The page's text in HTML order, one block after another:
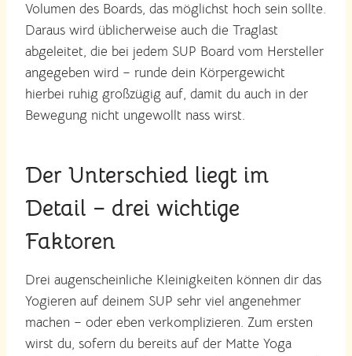
Volumen des Boards, das möglichst hoch sein sollte.
Daraus wird üblicherweise auch die Traglast
abgeleitet, die bei jedem SUP Board vom Hersteller
angegeben wird – runde dein Körpergewicht
hierbei ruhig großzügig auf, damit du auch in der
Bewegung nicht ungewollt nass wirst.
Der Unterschied liegt im
Detail – drei wichtige
Faktoren
Drei augenscheinliche Kleinigkeiten können dir das
Yogieren auf deinem SUP sehr viel angenehmer
machen – oder eben verkomplizieren. Zum ersten
wirst du, sofern du bereits auf der Matte Yoga